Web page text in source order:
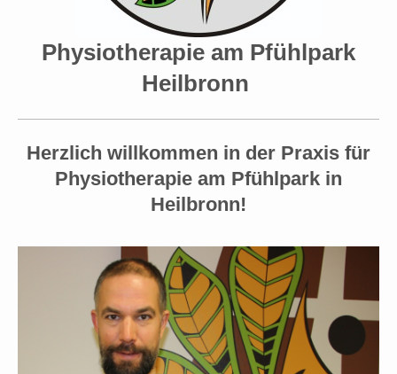
Physiotherapie am Pfühlpark
Heilbronn
Herzlich willkommen in der Praxis für
Physiotherapie am Pfühlpark in
Heilbronn!